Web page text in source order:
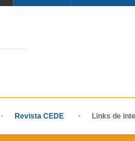
· Revista CEDE · Links de